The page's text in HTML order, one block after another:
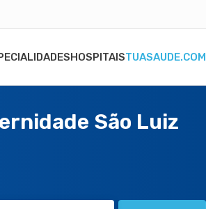
HOSPITAISTUASAUDE.COM
São Luiz